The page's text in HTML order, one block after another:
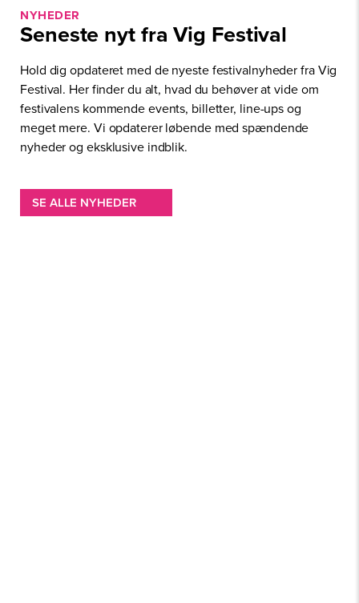
NYHEDER
Seneste nyt fra Vig Festival
Hold dig opdateret med de nyeste festivalnyheder fra Vig
Festival. Her finder du alt, hvad du behøver at vide om
festivalens kommende events, billetter, line-ups og
meget mere. Vi opdaterer løbende med spændende
nyheder og eksklusive indblik.
SE ALLE NYHEDER